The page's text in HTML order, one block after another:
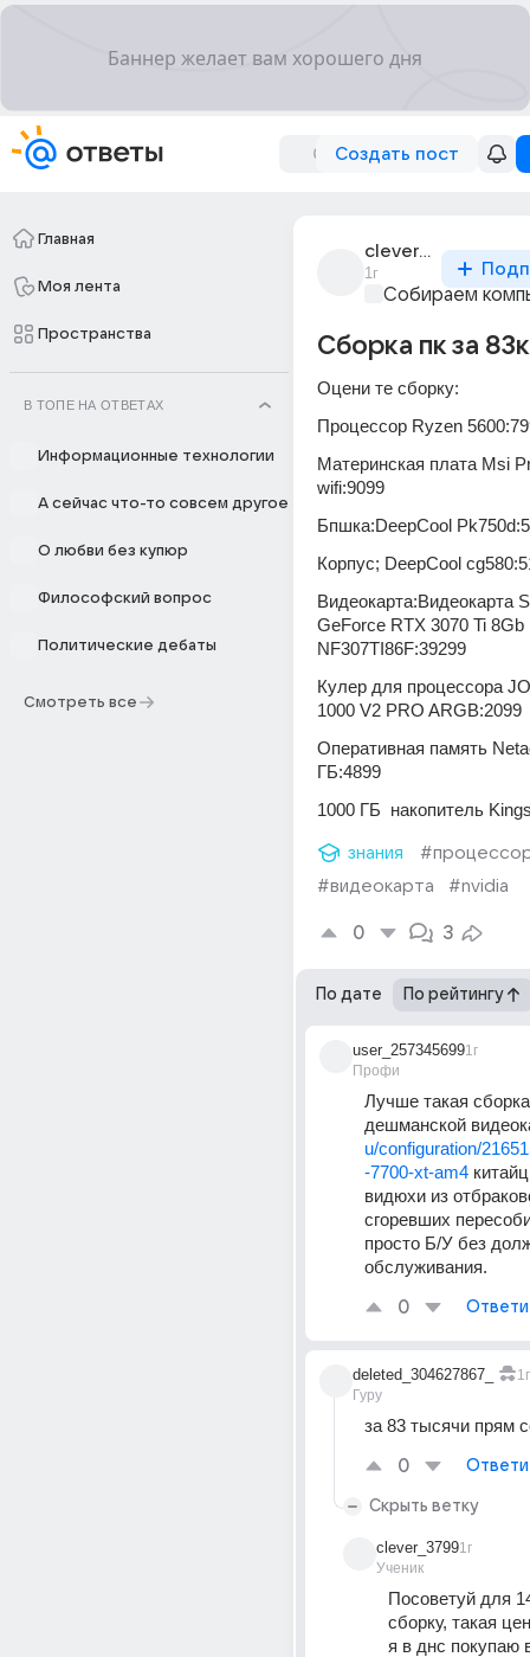
Создать пост
Главная
Моя лента
Пространства
В ТОПЕ НА ОТВЕТАХ
Информационные технологии
А сейчас что-то совсем другое
О любви без купюр
Философский вопрос
Политические дебаты
Смотреть все
clever_3799
1г
Собираем
Сборка пк за 83к
Оцени те сборку:
Процессор Ryzen
Материнская плата Msi
wifi:9099
Бпшка:DeepCool
Корпус; DeepCool
Видеокарта:Видеокарта
GeForce RTX 3070 Ti 8Gb
NF307TI86F:39299
Кулер для процессора
1000 V2 PRO ARGB:2099
Оперативная память
ГБ:4899
1000 ГБ  накопитель
знания
#видеокарта
#nvidia
0 3
По дате По рейтингу
user_257345699
Профи
1г
Лучше такая
дешманской
u/configuration/
-7700-xt-am4
видюхи из
сгоревших
просто Б/У без
обслуживания.
0
deleted_304627867_
Гуру
1г
за 83 тысячи прям
0
Скрыть ветку
clever_3799
Ученик
1г
Посоветуй для
сборку, такая
я в днс покупаю